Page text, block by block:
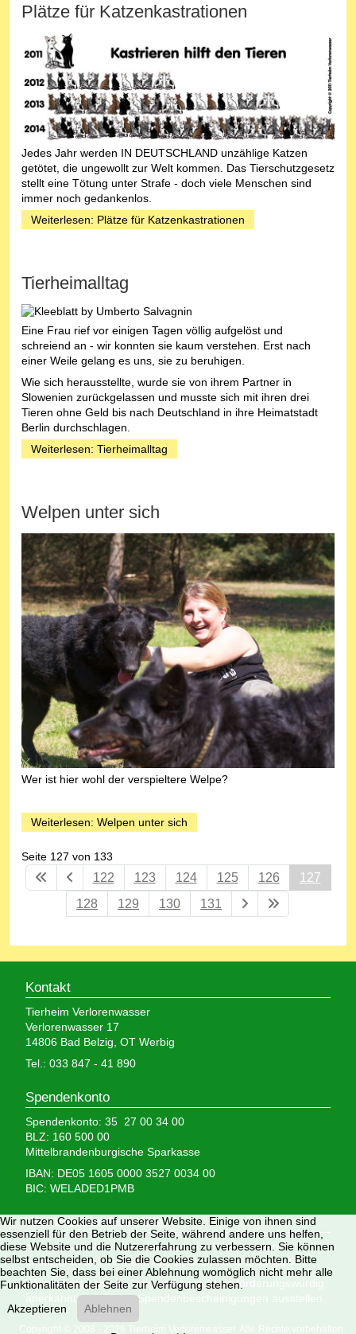
Plätze für Katzenkastrationen
Jedes Jahr werden IN DEUTSCHLAND unzählige Katzen
getötet, die ungewollt zur Welt kommen. Das Tierschutzgesetz
stellt eine Tötung unter Strafe - doch viele Menschen sind
immer noch gedankenlos.
Weiterlesen: Plätze für Katzenkastrationen
Tierheimalltag
Eine Frau rief vor einigen Tagen völlig aufgelöst und
schreiend an - wir konnten sie kaum verstehen. Erst nach
einer Weile gelang es uns, sie zu beruhigen.
Wie sich herausstellte, wurde sie von ihrem Partner in
Slowenien zurückgelassen und musste sich mit ihren drei
Tieren ohne Geld bis nach Deutschland in ihre Heimatstadt
Berlin durchschlagen.
Weiterlesen: Tierheimalltag
Welpen unter sich
Wer ist hier wohl der verspieltere Welpe?
Weiterlesen: Welpen unter sich
Seite 127 von 133
122 123 124 125 126
127
128
129 130 131
Kontakt
Tierheim Verlorenwasser
Verlorenwasser 17
14806 Bad Belzig, OT Werbig
Tel.: 033 847 - 41 890
Spendenkonto
Spendenkonto: 35 27 00 34 00
BLZ: 160 500 00
Mittelbrandenburgische Sparkasse
IBAN: DE05 1605 0000 3527 0034 00
BIC: WELADED1PMB
Wir brauchen Ihre Hilfe,
denn wir erhalten keinerlei staatliche Hilfe, sondern
finanzieren das Tierheim aus Spenden und Erbschaften.
Wir sind als gemeinnützig und besonders förderungswürdig
anerkannt und dürfen Spendenbescheinigungen ausstellen.
Copyright © 2008 - 2026 Tierheim Verlorenwasser. Alle Rechte vorbehalten.
Wir nutzen Cookies auf unserer Website. Einige von ihnen sind
essenziell für den Betrieb der Seite, während andere uns helfen,
diese Website und die Nutzererfahrung zu verbessern. Sie können
selbst entscheiden, ob Sie die Cookies zulassen möchten. Bitte
beachten Sie, dass bei einer Ablehnung womöglich nicht mehr alle
Funktionalitäten der Seite zur Verfügung stehen.
Akzeptieren
Ablehnen